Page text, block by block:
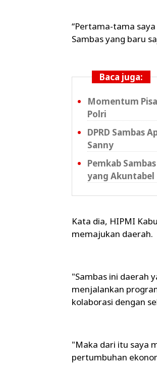
“Pertama-tama
Sambas yang baru
Baca juga:
Momentum
Polri
DPRD Sambas
Sanny
Pemkab
yang Akuntabel
Kata dia, HIPMI
memajukan daerah.
"Sambas ini daerah
menjalankan
kolaborasi dengan
"Maka dari itu saya
pertumbuhan